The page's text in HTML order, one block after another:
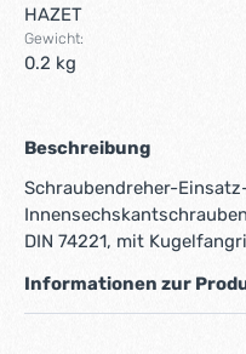
HAZET
Gewicht:
0.2 kg
Beschreibung
Schraubendreher-
DIN 74221, mit
Informationen zur